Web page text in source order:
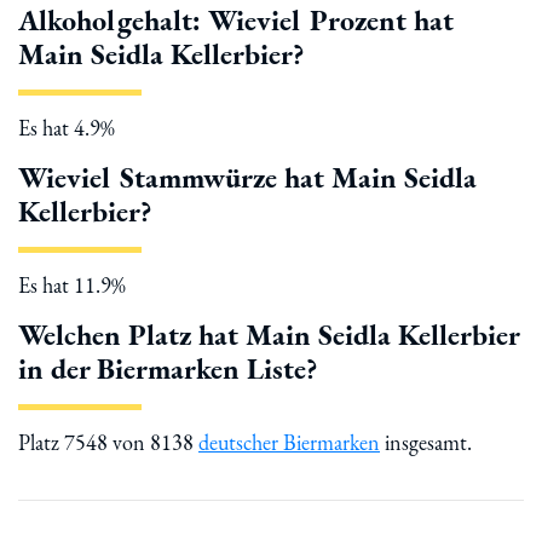
Alkoholgehalt: Wieviel Prozent hat
Main Seidla Kellerbier?
Es hat 4.9%
Wieviel Stammwürze hat Main Seidla
Kellerbier?
Es hat 11.9%
Welchen Platz hat Main Seidla Kellerbier
in der Biermarken Liste?
Platz 7548 von 8138 deutscher Biermarken insgesamt.